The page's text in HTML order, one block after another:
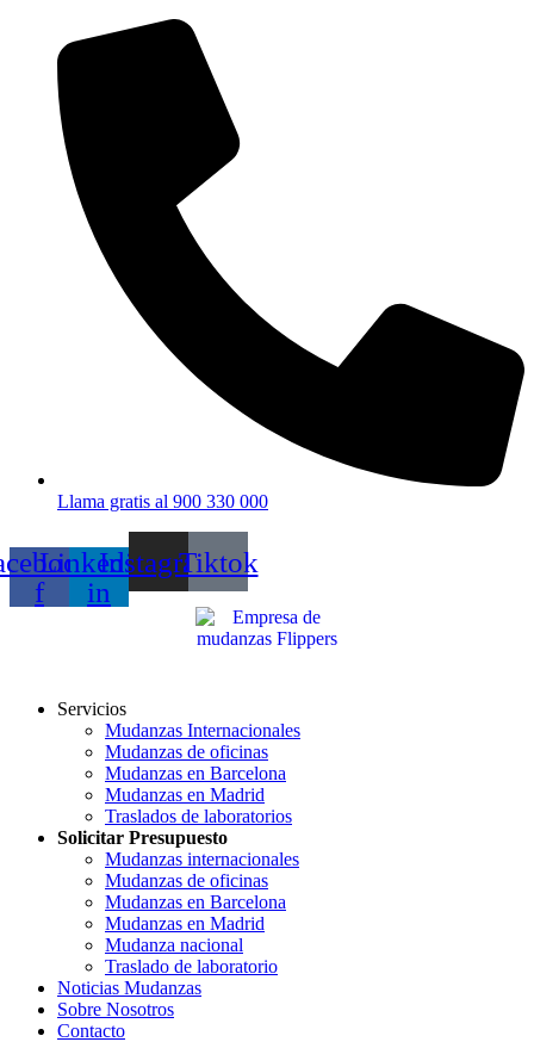
contenido
Llama gratis al 900 330 000
f
Linkedin-
in
InstagramTiktok
Servicios
Mudanzas Internacionales
Mudanzas de oficinas
Mudanzas en Barcelona
Mudanzas en Madrid
Traslados de laboratorios
Solicitar Presupuesto
Mudanzas internacionales
Mudanzas de oficinas
Mudanzas en Barcelona
Mudanzas en Madrid
Mudanza nacional
Traslado de laboratorio
Noticias Mudanzas
Sobre Nosotros
Contacto